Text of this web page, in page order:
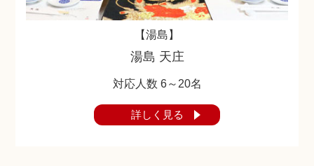
ご相談予約
【湯島】
湯島 天庄
対応人数 6～20名
詳しく見る